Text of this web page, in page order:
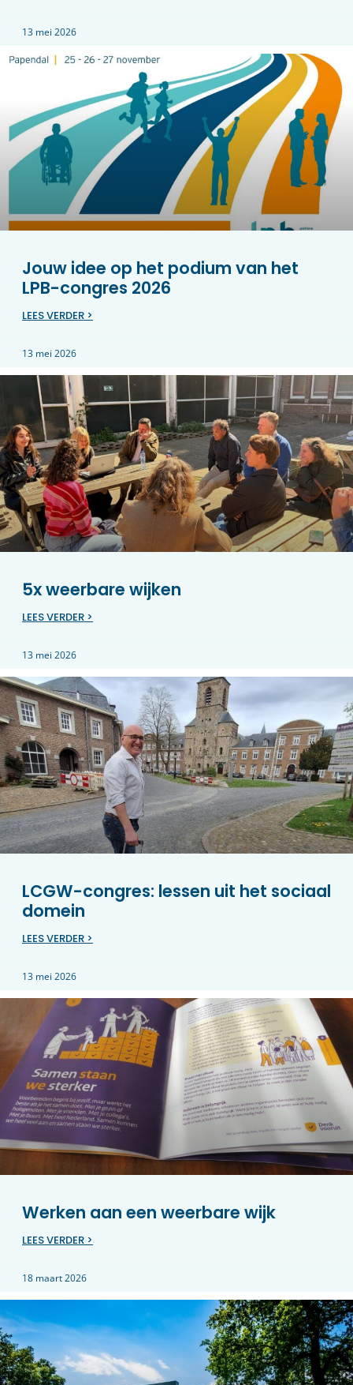
13 mei 2026
Jouw idee op het podium van het
LPB-congres 2026
LEES VERDER >
13 mei 2026
5x weerbare wijken
LEES VERDER >
13 mei 2026
LCGW-congres: lessen uit het sociaal
domein
LEES VERDER >
13 mei 2026
Werken aan een weerbare wijk
LEES VERDER >
18 maart 2026